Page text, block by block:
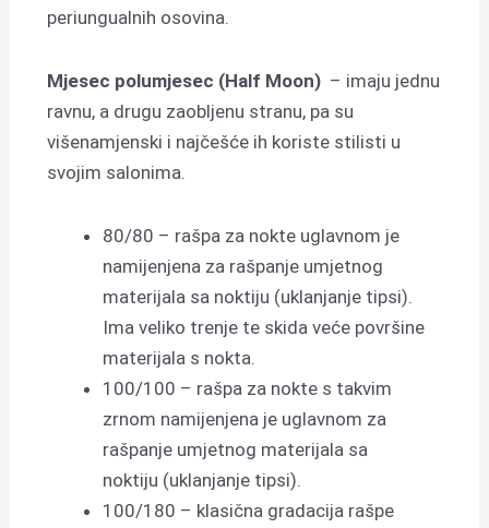
periungualnih osovina.
Mjesec polumjesec (Half Moon) – imaju jednu
ravnu, a drugu zaobljenu stranu, pa su
višenamjenski i najčešće ih koriste stilisti u
svojim salonima.
80/80 – rašpa za nokte uglavnom je
namijenjena za rašpanje umjetnog
materijala sa noktiju (uklanjanje tipsi).
Ima veliko trenje te skida veće površine
materijala s nokta.
100/100 – rašpa za nokte s takvim
zrnom namijenjena je uglavnom za
rašpanje umjetnog materijala sa
noktiju (uklanjanje tipsi).
100/180 – klasična gradacija rašpe